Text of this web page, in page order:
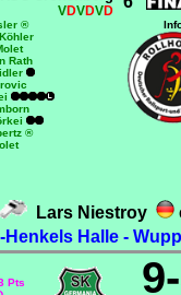
VDVDVD
®
Rath
®
Lars Niestroy
Henkels Halle -
Pts